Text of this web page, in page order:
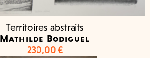
Territoires abstraits
Mathilde Bodiguel
230,00 €